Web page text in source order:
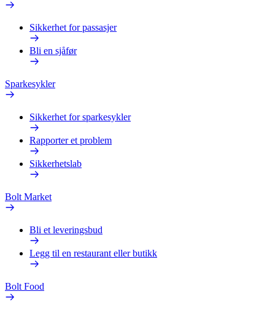
Sikkerhet for passasjer
Bli en sjåfør
Sparkesykler
Sikkerhet for sparkesykler
Rapporter et problem
Sikkerhetslab
Bolt Market
Bli et leveringsbud
Legg til en restaurant eller butikk
Bolt Food